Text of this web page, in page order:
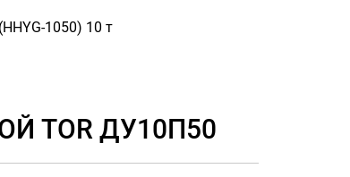
1050) 10 т
TOR ДУ10П50